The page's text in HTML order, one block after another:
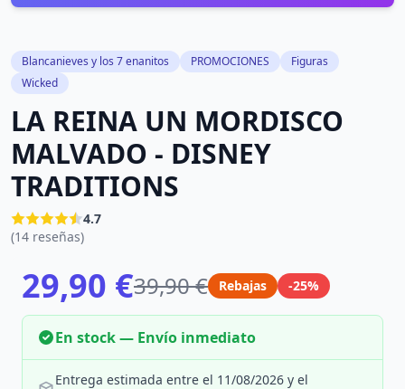
Blancanieves y los 7 enanitos PROMOCIONES
Figuras
Wicked
LA REINA UN MORDISCO
MALVADO - DISNEY
TRADITIONS
4.7
(14 reseñas)
29,90 €39,90 € Rebajas -25%
En stock — Envío inmediato
Entrega estimada entre el 11/08/2026 y el